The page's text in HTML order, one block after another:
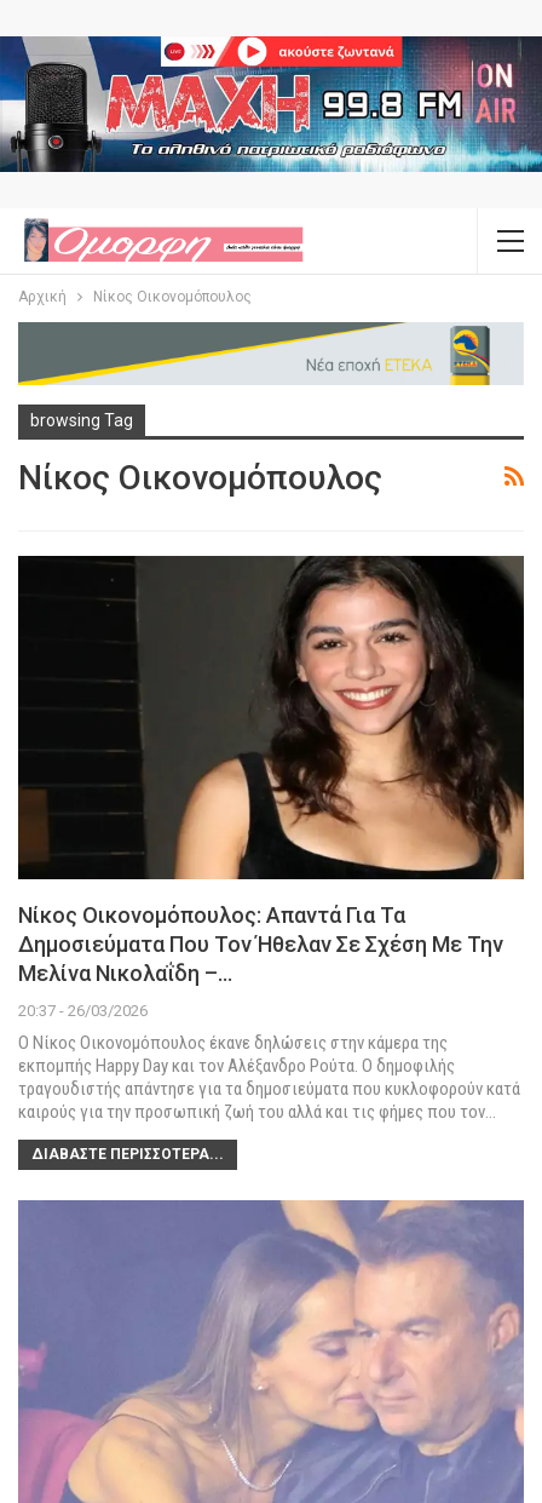
Αρχική Νίκος Οικονομόπουλος
browsing Tag
Νίκος Οικονομόπουλος
Νίκος Οικονομόπουλος: Απαντά Για Τα
Δημοσιεύματα Που Τον Ήθελαν Σε Σχέση Με Την
Μελίνα Νικολαΐδη –…
20:37 - 26/03/2026
Ο Νίκος Οικονομόπουλος έκανε δηλώσεις στην κάμερα της
εκπομπής Happy Day και τον Αλέξανδρο Ρούτα. Ο δημοφιλής
τραγουδιστής απάντησε για τα δημοσιεύματα που κυκλοφορούν κατά
καιρούς για την προσωπική ζωή του αλλά και τις φήμες που τον…
ΔΙΑΒΆΣΤΕ ΠΕΡΙΣΣΌΤΕΡΑ...